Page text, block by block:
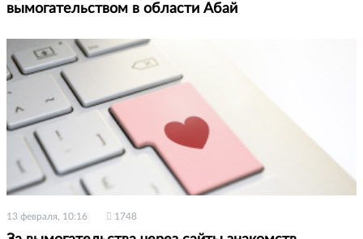
вымогательством в области Абай
13 февраля, 10:16 1748